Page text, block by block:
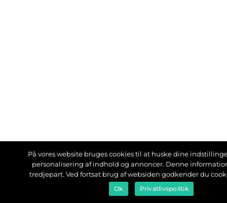
På vores website bruges cookies til at huske dine
personalisering af indhold og annoncer. Denne
tredjepart. Ved fortsat brug af websiden godkender du
Ok Privatlivspolitik